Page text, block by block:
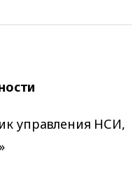
управления НСИ,